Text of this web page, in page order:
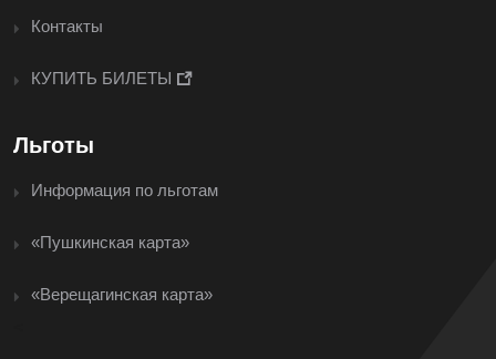
Контакты
КУПИТЬ БИЛЕТЫ
Льготы
Информация по льготам
«Пушкинская карта»
«Верещагинская карта»